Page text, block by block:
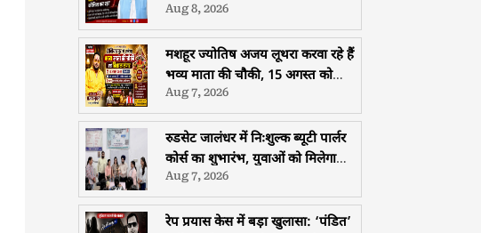
खिसकी
Aug 8, 2026
मशहूर ज्योतिष अजय लूथरा करवा रहे हैं
भव्य माता की चौकी, 15 अगस्त को
होशियारपुर में सजेगा विशाल धार्मिक
समागम
Aug 7, 2026
रुडसेट जालंधर में निःशुल्क ब्यूटी पार्लर
कोर्स का शुभारंभ, युवाओं को मिलेगा
मुफ्त प्रशिक्षण, हॉस्टल और भोजन की
सुविधा
Aug 7, 2026
रेप प्रयास केस में बड़ा खुलासा: ‘पंडित’